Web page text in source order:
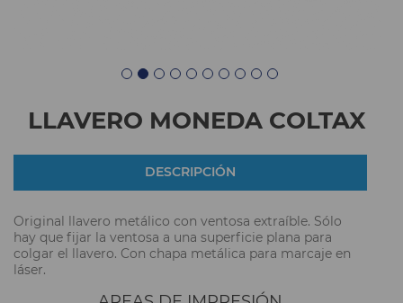
LLAVERO MONEDA COLTAX
DESCRIPCIÓN
Original llavero metálico con ventosa extraíble. Sólo
hay que fijar la ventosa a una superficie plana para
colgar el llavero. Con chapa metálica para marcaje en
láser.